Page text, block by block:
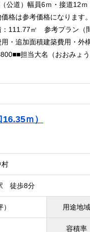
道）幅員6ｍ・接道12ｍ
格は参考価格になります
111.77㎡ 参考プラン（
・追加面積建築費用・外
担当大名（おおみょ
ｍ）
村
徒歩8分
用途地域
容積率